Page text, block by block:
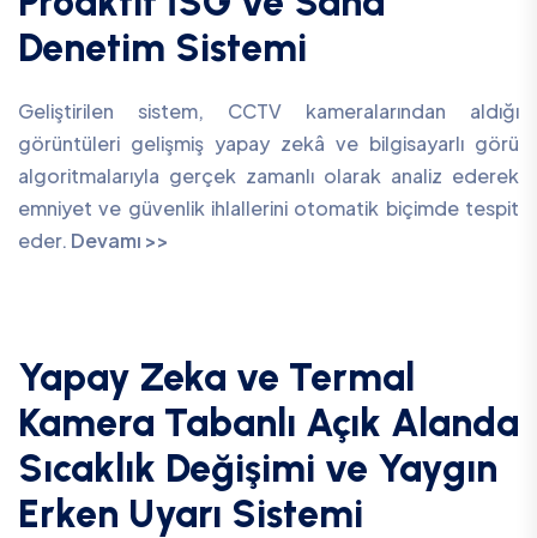
Denetim Sistemi
Geliştirilen sistem, CCTV kameralarından aldığı
görüntüleri gelişmiş yapay zekâ ve bilgisayarlı görü
algoritmalarıyla gerçek zamanlı olarak analiz ederek
emniyet ve güvenlik ihlallerini otomatik biçimde tespit
eder. Devamı >>
Yapay Zeka ve Termal
Kamera Tabanlı Açık Alanda
Sıcaklık Değişimi ve Yaygın
Erken Uyarı Sistemi